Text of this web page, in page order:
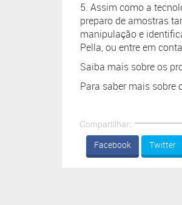
5. Assim como a
preparo de amostras
manipulação e
Pella, ou entre em
Saiba mais sobre os
Para saber mais sobre
Compartilhar:
Facebook Twitter